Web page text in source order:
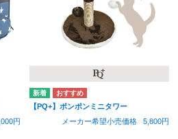
ク
円
【PQ+】ポンポンミニタワー
メーカー希望小売価格
5,800円